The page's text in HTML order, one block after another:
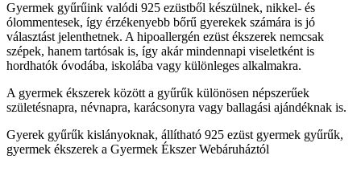
Gyermek gyűrűink valódi 925 ezüstből készülnek, nikkel- és
ólommentesek, így érzékenyebb bőrű gyerekek számára is jó
választást jelenthetnek. A hipoallergén ezüst ékszerek nemcsak
szépek, hanem tartósak is, így akár mindennapi viseletként is
hordhatók óvodába, iskolába vagy különleges alkalmakra.
A gyermek ékszerek között a gyűrűk különösen népszerűek
születésnapra, névnapra, karácsonyra vagy ballagási ajándéknak is.
Gyerek gyűrűk kislányoknak, állítható 925 ezüst gyermek gyűrűk,
gyermek ékszerek a Gyermek Ékszer Webáruháztól